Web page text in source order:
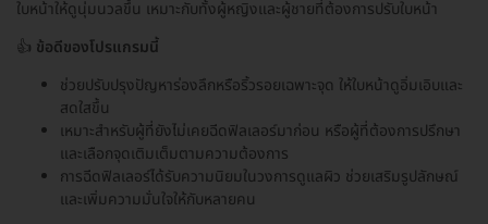
ใบหน้าให้ดูนุ่มนวลขึ้น เหมาะกับทั้งผู้หญิงและผู้ชายที่ต้องการปรับใบหน้า
👍 ข้อดีของโปรแกรมนี้
ช่วยปรับปรุงปัญหาร่องลึกหรือริ้วรอยเฉพาะจุด ให้ใบหน้าดูอิ่มเอิบและ
สดใสขึ้น
เหมาะสำหรับผู้ที่ยังไม่เคยฉีดฟิลเลอร์มาก่อน หรือผู้ที่ต้องการปรึกษา
และเลือกจุดเติมเต็มตามความต้องการ
การฉีดฟิลเลอร์ได้รับความนิยมในวงการดูแลผิว ช่วยเสริมรูปลักษณ์
และเพิ่มความมั่นใจให้กับหลายคน